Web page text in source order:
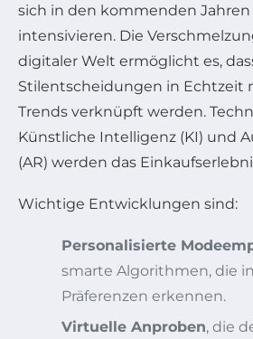
sich in den kommenden
intensivieren. Die
digitaler Welt ermöglicht es,
Stilentscheidungen in Echtzeit
Trends verknüpft werden.
Künstliche Intelligenz (KI) und
(AR) werden das
Wichtige Entwicklungen sind:
Personalisierte
smarte Algorithmen, die
Präferenzen erkennen.
Virtuelle Anproben, die